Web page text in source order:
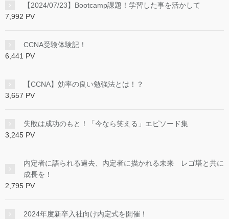
【2024/07/23】Bootcamp課題！学習した事を活かして
7,992 PV
CCNA受験体験記！
6,441 PV
【CCNA】効率の良い勉強法とは！？
3,657 PV
失敗は成功のもと！「今なら笑える」エピソード集
3,245 PV
内定者に語られる過去、内定者に描かれる未来 レゴ塔と共に
成長を！
2,795 PV
2024年度新卒入社向け内定式を開催！